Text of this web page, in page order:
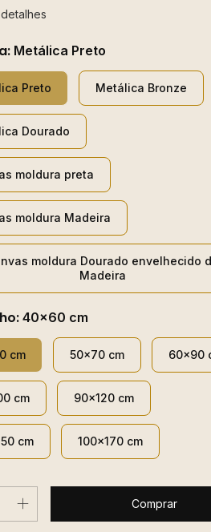
Metálica Preto
Preto Metálica Bronze
Dourado
moldura preta
moldura Madeira
moldura Dourado envelhecido
Madeira
40x60 cm
cm 50x70 cm 60x90
cm 90x120 cm
cm 100x170 cm